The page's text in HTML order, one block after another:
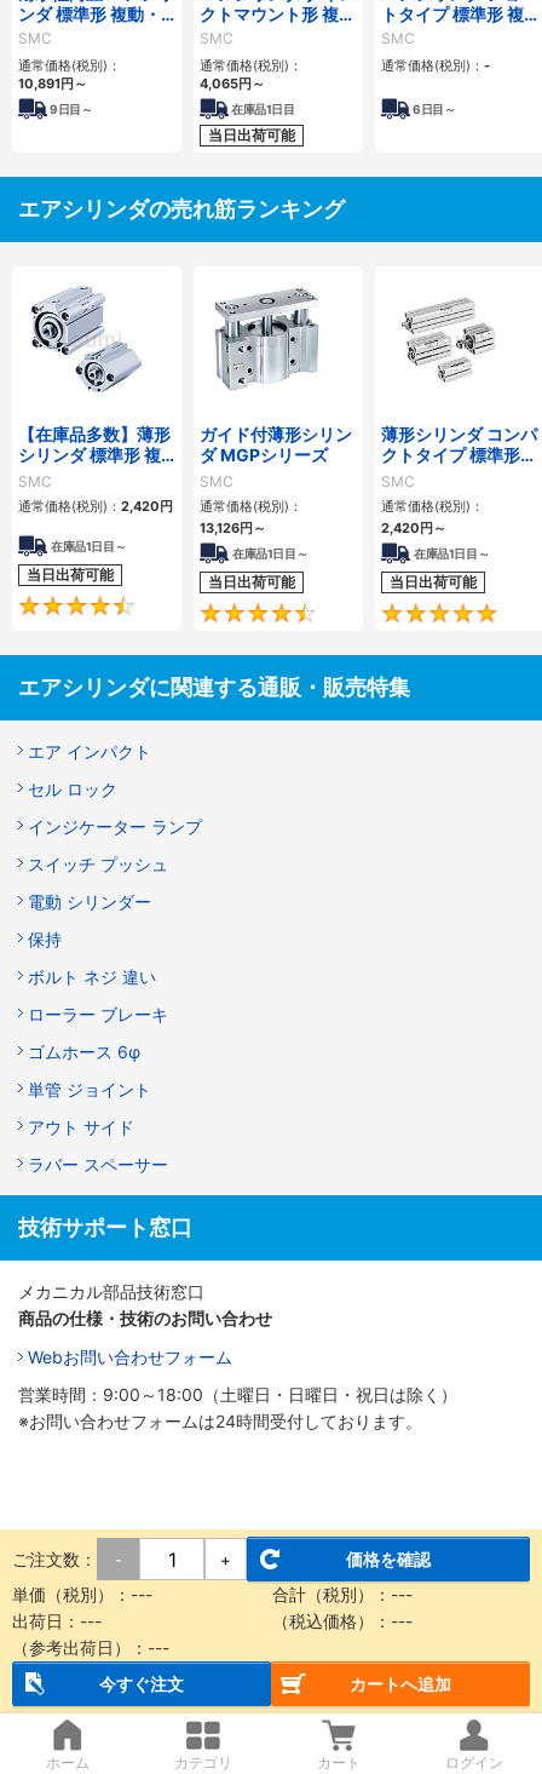
ンダ 標準形 複動・
片ロッド CA2シリ
ーズ
SMC
通常価格(税別)：
10,891円 ～
9 日目～
クトマウント形 複
動・片ロッド CJ2R
シリーズ
SMC
通常価格(税別)：
4,065円 ～
在庫品1日目
当日出荷可能
トタイプ 標準形 複
動・片ロッド CM3
シリーズ
SMC
通常価格(税別)： -
6 日目～
エアシリンダの売れ筋ランキング
【在庫品多数】薄形
シリンダ 標準形 複
動・片ロッド CQ2
シリーズ
SMC
通常価格(税別)： 2,420 円
在庫品1日目～
当日出荷可能
4.5
ガイド付薄形シリン
ダ MGPシリーズ
SMC
通常価格(税別)：
13,126円 ～
在庫品1日目～
当日出荷可能
4.6
薄形シリンダ コンパ
クトタイプ 標準形
複動 片ロッド CQS
シリーズ
SMC
通常価格(税別)：
2,420 円 ～
在庫品1日目～
当日出荷可能
エアシリンダに関連する通販・販売特集
エア インパクト
セル ロック
インジケーター ランプ
スイッチ プッシュ
電動 シリンダー
保持
ボルト ネジ 違い
ローラー ブレーキ
ゴムホース 6φ
単管 ジョイント
アウト サイド
ラバー スペーサー
技術サポート窓口
メカニカル部品技術窓口
商品の仕様・技術のお問い合わせ
Webお問い合わせフォーム
営業時間：9:00～18:00（土曜日・日曜日・祝日は除く）
※お問い合わせフォームは24時間受付しております。
ご注文数： - +
価格を確認
単価（税別）： --- 合計（税別）： ---
出荷日： --- （税込価格）： ---
（参考出荷日）： ---
今すぐ注文
カートへ追加
ホーム カテゴリ カート ログイン